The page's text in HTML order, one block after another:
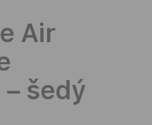
Air
– šedý